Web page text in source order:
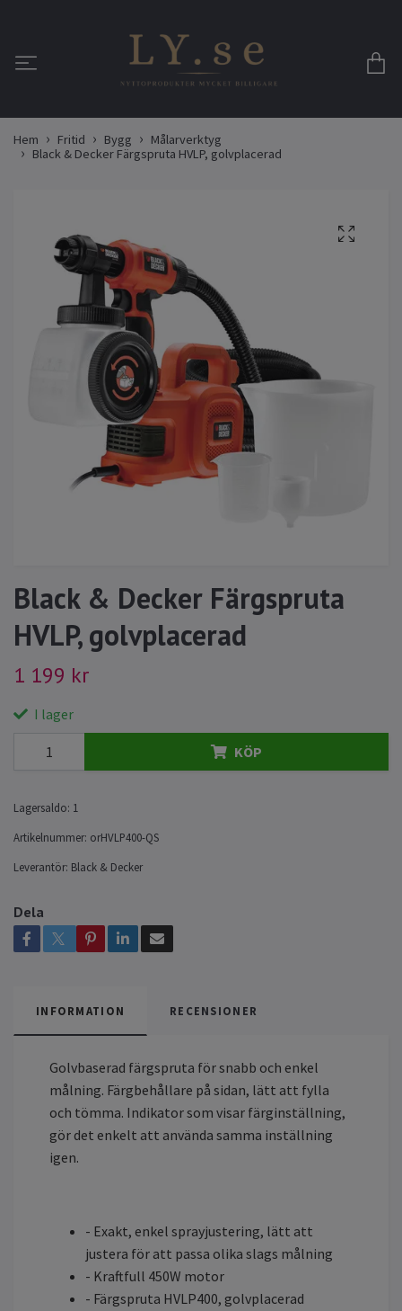
Hem Fritid Bygg
Målarverktyg
Black & Decker Färgspruta HVLP, golvplacerad
Black & Decker Färgspruta
HVLP, golvplacerad
1 199 kr
I lager
KÖP
Lagersaldo: 1
Artikelnummer: orHVLP400-QS
Leverantör: Black & Decker
Dela
INFORMATION RECENSIONER
Golvbaserad färgspruta för snabb och enkel
målning. Färgbehållare på sidan, lätt att fylla
och tömma. Indikator som visar färginställning,
gör det enkelt att använda samma inställning
igen.
- Exakt, enkel sprayjustering, lätt att
justera för att passa olika slags målning
- Kraftfull 450W motor
- Färgspruta HVLP400, golvplacerad